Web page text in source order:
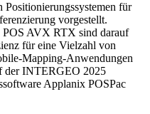
für
vorgestellt.
AVX RTX sind darauf
für eine Vielzahl von
Mapping-Anwendungen
der INTERGEO 2025
Applanix POSPac